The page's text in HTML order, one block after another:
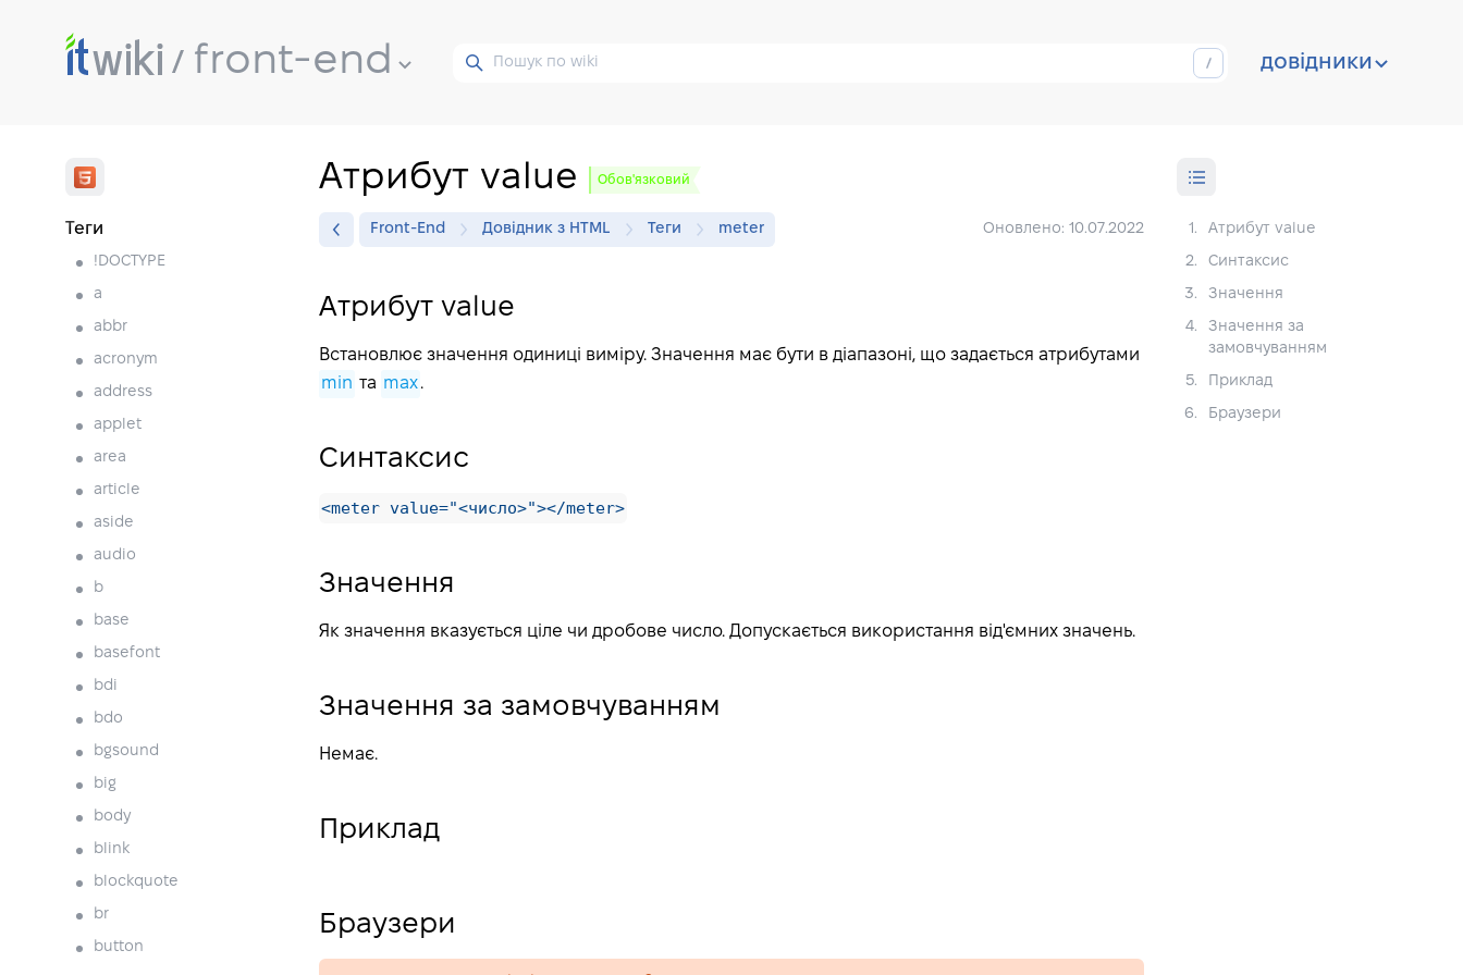
front-end довідники
Теги
!DOCTYPE
a
abbr
acronym
address
applet
area
article
aside
audio
b
base
basefont
bdi
bdo
bgsound
big
body
blink
blockquote
br
button
Атрибут value Обов'язковий
Front-End Довідник з HTML Теги meter Оновлено: 10.07.2022
Атрибут value
Встановлює значення одиниці виміру. Значення має бути в діапазоні, що задається атрибутами
min та max .
Синтаксис
<meter value="<число>"></meter>
Значення
Як значення вказується ціле чи дробове число. Допускається використання від'ємних значень.
Значення за замовчуванням
Немає.
Приклад
Браузери
1. Атрибут value
2. Синтаксис
3. Значення
4.
Значення за
замовчуванням
5. Приклад
6. Браузери